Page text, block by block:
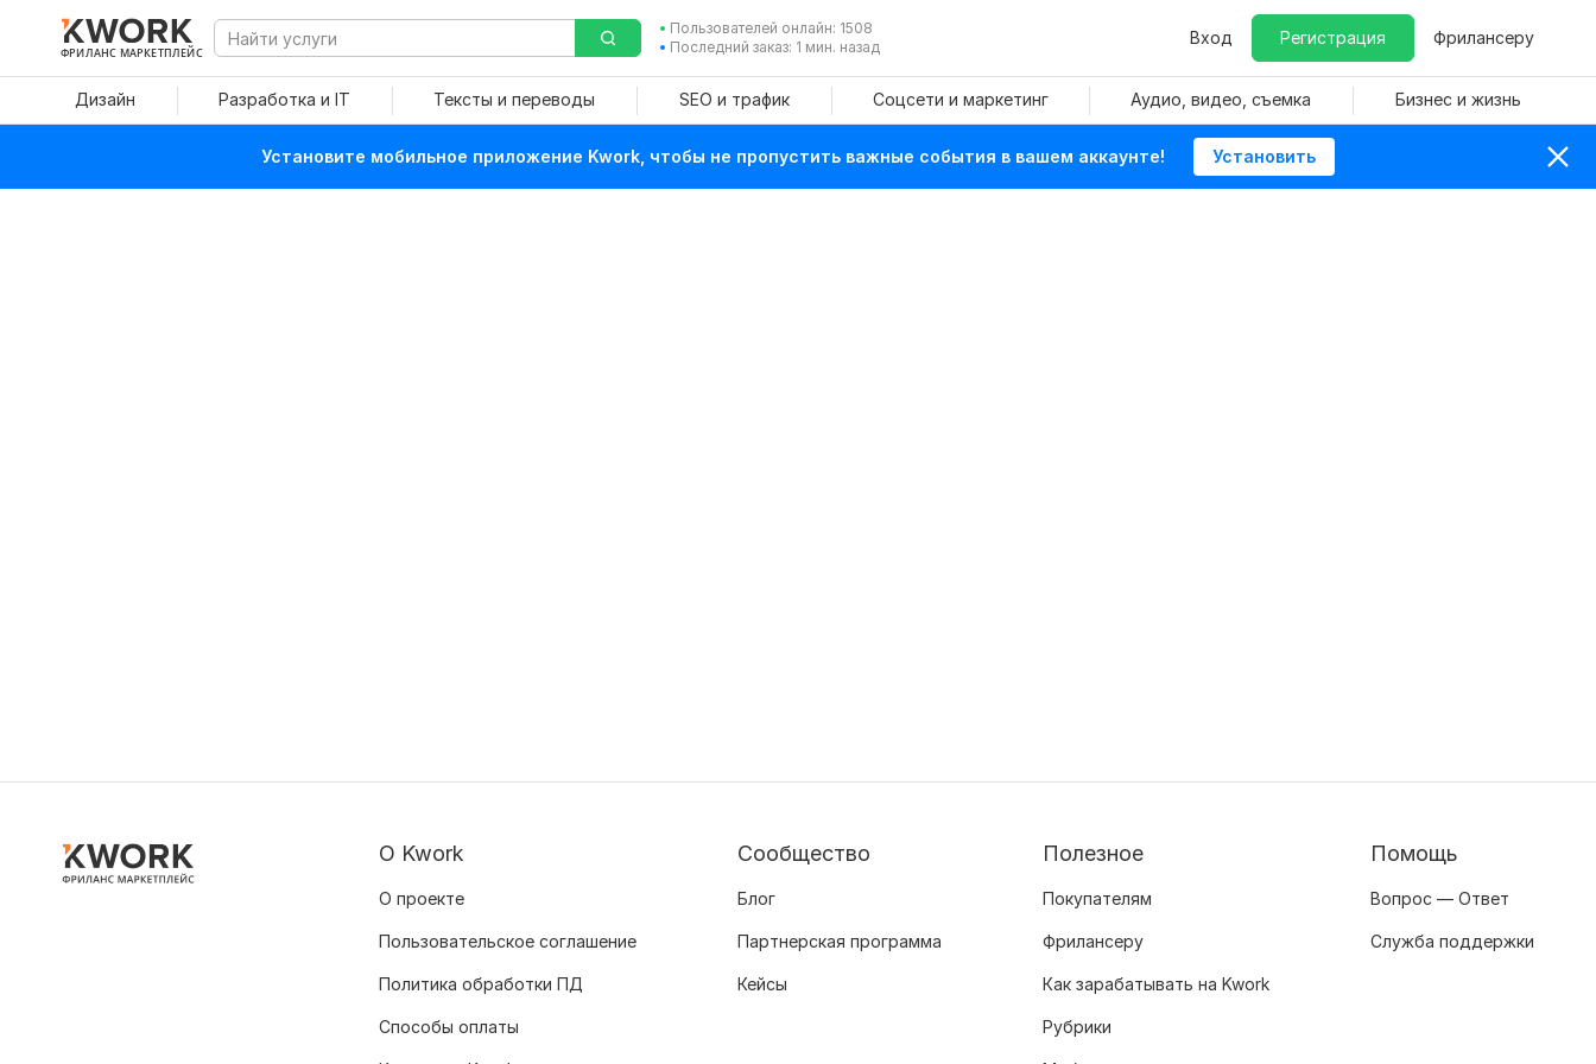
ФРИЛАНС МАРКЕТПЛЕЙС
Пользователей онлайн: 1508
Последний заказ: 1 мин. назад
Вход Регистрация Фрилансеру
Дизайн Разработка и IT Тексты и переводы SEO и трафик Соцсети и маркетинг Аудио, видео, съемка Бизнес и жизнь
Установите мобильное приложение Kwork, чтобы не пропустить важные события в вашем аккаунте! Установить
О Kwork
О проекте
Пользовательское соглашение
Политика обработки ПД
Способы оплаты
Сообщество
Блог
Партнерская программа
Кейсы
Полезное
Покупателям
Фрилансеру
Как зарабатывать на Kwork
Рубрики
Помощь
Вопрос — Ответ
Служба поддержки